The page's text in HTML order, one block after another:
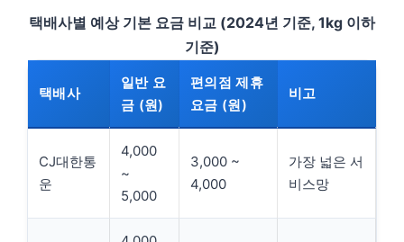
택배사별 예상 기본 요금 비교 (2024년 기준, 1kg 이하
기준)
택배사
일반 요
금 (원)
편의점 제휴
요금 (원)
비고
CJ대한통
운
4,000
~
5,000
3,000 ~
4,000
가장 넓은 서
비스망